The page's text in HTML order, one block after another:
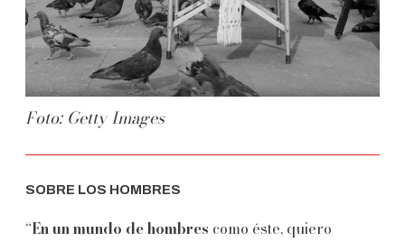
Foto: Getty Images
SOBRE LOS HOMBRES
“En un mundo de hombres como éste, quiero